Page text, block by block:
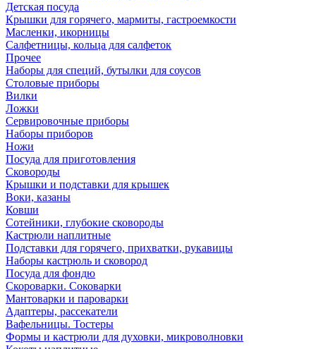
Детская посуда
Крышки для горячего, мармиты, гастроемкости
Масленки, икорницы
Салфетницы, кольца для салфеток
Прочее
Наборы для специй, бутылки для соусов
Столовые приборы
Вилки
Ложки
Сервировочные приборы
Наборы приборов
Ножи
Посуда для приготовления
Сковороды
Крышки и подставки для крышек
Воки, казаны
Ковши
Сотейники, глубокие сковороды
Кастрюли наплитные
Подставки для горячего, прихватки, рукавицы
Наборы кастрюль и сковород
Посуда для фондю
Скороварки. Соковарки
Мантоварки и пароварки
Адаптеры, рассекатели
Вафельницы. Тостеры
Формы и кастрюли для духовки, микроволновки